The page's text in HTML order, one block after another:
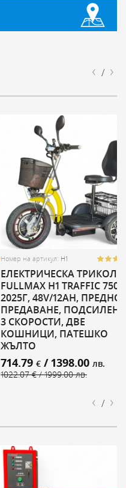
‹ / ›
Номер на артикул: Н1
ЕЛЕКТРИЧЕСКА
FULLMAX H1 TRAFFIC
2025Г, 48V/12AH, ПРЕДНО
ПРЕДАВАНЕ,
3 СКОРОСТИ, ДВЕ
КОШНИЦИ, ПАТЕШКО
ЖЪЛТО
714.79 € / 1398.00 лв.
1022.07 € / 1999.00 лв.
‹ / ›